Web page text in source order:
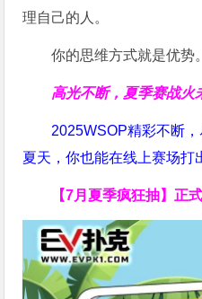
理自己的人。
你的思维方式就是优势
高光不断，夏季赛战火
2025WSOP精彩不断
夏天，你也能在线上赛场打
【7月夏季疯狂抽】正